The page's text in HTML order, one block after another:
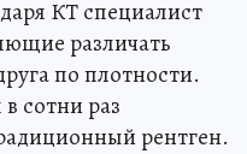
КТ специалист
различать
по плотности.
сотни раз
рентген.